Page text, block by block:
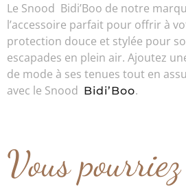
Le Snood Bidi’Boo de notre
l’accessoire parfait pour offrir à
protection douce et stylée pour
escapades en plein air. Ajoutez
de mode à ses tenues tout en
avec le Snood Bidi’Boo.
Vous